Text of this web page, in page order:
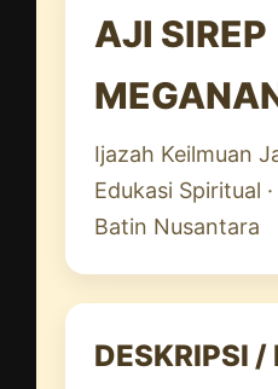
AJI SIREP
Ijazah Keilmuan
Edukasi Spiritual
Batin Nusantara
DESKRIPSI /